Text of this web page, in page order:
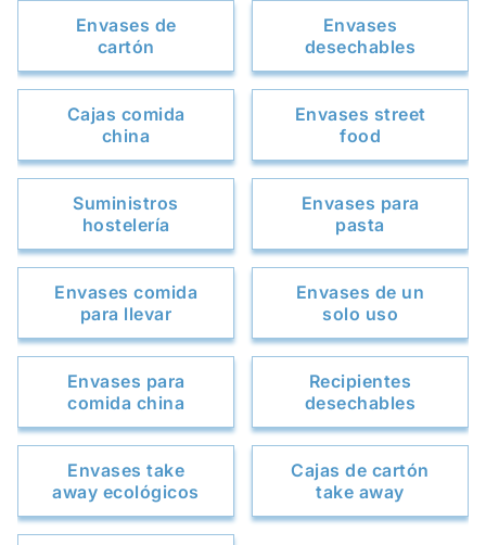
Envases de
cartón
Envases
desechables
Cajas comida
china
Envases street
food
Suministros
hostelería
Envases para
pasta
Envases comida
para llevar
Envases de un
solo uso
Envases para
comida china
Recipientes
desechables
Envases take
away ecológicos
Cajas de cartón
take away